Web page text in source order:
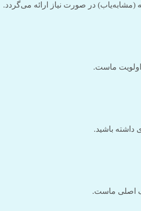
در صورت نیاز ارائه می‌گردد.
اولویت ماست.
داشته باشید.
اصلی ماست.